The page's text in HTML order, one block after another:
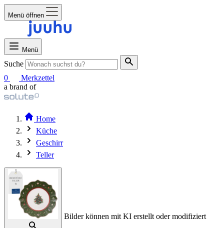
Menü öffnen
Menü
Suche
0
Merkzettel
a brand of
Home
Küche
Geschirr
Teller
Bilder können mit KI erstellt oder modifiziert